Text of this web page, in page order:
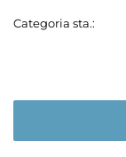
Categoria sta.: